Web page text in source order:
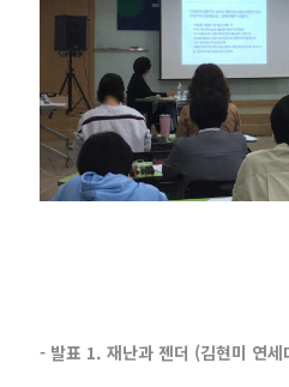
- 발표 1. 재난과 젠더 (김현미 연세